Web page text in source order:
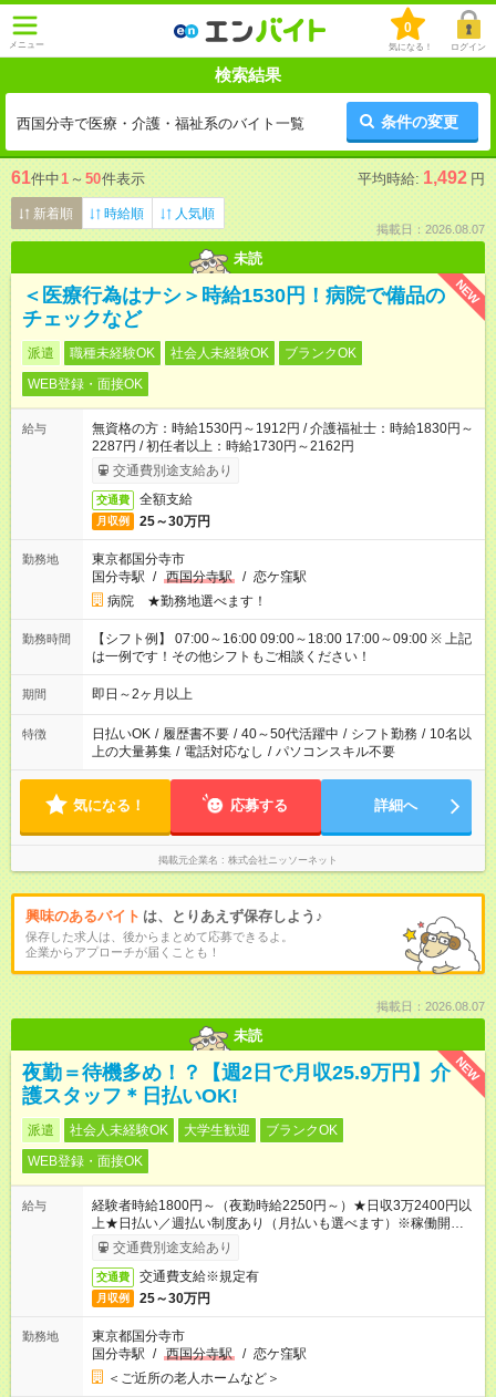
メニュー
0
気になる！ ログイン
検索結果
西国分寺で医療・介護・福祉系のバイト一覧 条件の変更
61件中1 ～ 50件表示 平均時給: 1,492 円
新着順 時給順 人気順
掲載日：2026.08.07
未読
NEW
＜医療行為はナシ＞時給1530円！病院で備品の
チェックなど
派遣 職種未経験OK 社会人未経験OK
ブランクOK
WEB登録・面接OK
給与
無資格の方：時給1530円～1912円 / 介護福祉士：時給1830円～
2287円 / 初任者以上：時給1730円～2162円
交通費別途支給あり
交通費 全額支給
月収例 25～30万円
勤務地
東京都国分寺市
国分寺駅 / 西国分寺駅 / 恋ケ窪駅
病院 ★勤務地選べます！
勤務時間
【シフト例】 07:00～16:00 09:00～18:00 17:00～09:00 ※ 上記
は一例です！その他シフトもご相談ください！
期間 即日～2ヶ月以上
特徴 日払いOK / 履歴書不要 / 40～50代活躍中 / シフト勤務 / 10名以
上の大量募集 / 電話対応なし / パソコンスキル不要
気になる！ 応募する 詳細へ
掲載元企業名 株式会社ニッソーネット
興味のあるバイト は、とりあえず保存しよう♪
保存した求人は、後からまとめて応募できるよ。
企業からアプローチが届くことも！
掲載日：2026.08.07
未読
NEW
夜勤＝待機多め！？【週2日で月収25.9万円】介
護スタッフ＊日払いOK!
派遣 社会人未経験OK 大学生歓迎
ブランクOK
WEB登録・面接OK
給与
経験者時給1800円～（夜勤時給2250円～）★日収3万2400円以
上★日払い／週払い制度あり（月払いも選べます）※稼働開始時
は手続き完了次第のお支払いとなります。
交通費別途支給あり
交通費 交通費支給※規定有
月収例 25～30万円
勤務地
東京都国分寺市
国分寺駅 / 西国分寺駅 / 恋ケ窪駅
＜ご近所の老人ホームなど＞